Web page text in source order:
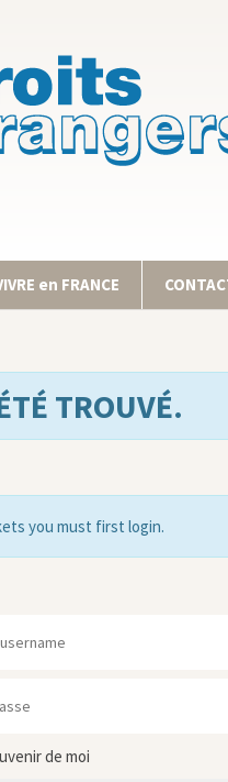
en FRANCE
TROUVÉ.
you must first login.
de moi